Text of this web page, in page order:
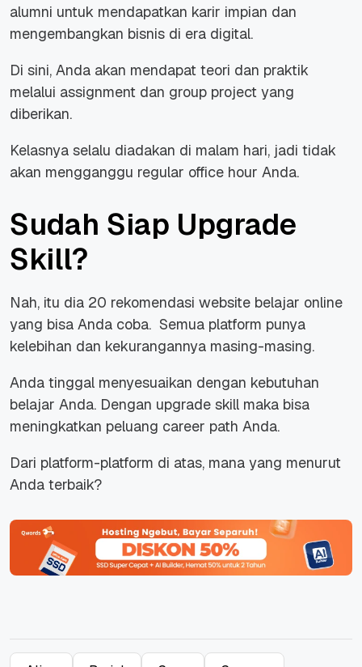
alumni untuk mendapatkan karir impian dan
mengembangkan bisnis di era digital.
Di sini, Anda akan mendapat teori dan praktik
melalui assignment dan group project yang
diberikan.
Kelasnya selalu diadakan di malam hari, jadi tidak
akan mengganggu regular office hour Anda.
Sudah Siap Upgrade
Skill?
Nah, itu dia 20 rekomendasi website belajar online
yang bisa Anda coba. Semua platform punya
kelebihan dan kekurangannya masing-masing.
Anda tinggal menyesuaikan dengan kebutuhan
belajar Anda. Dengan upgrade skill maka bisa
meningkatkan peluang career path Anda.
Dari platform-platform di atas, mana yang menurut
Anda terbaik?